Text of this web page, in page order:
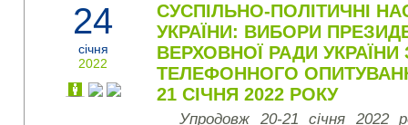
24
січня
2022
СУСПІЛЬНО-ПОЛІТИЧНІ
УКРАЇНИ: ВИБОРИ
ВЕРХОВНОЇ РАДИ
ТЕЛЕФОННОГО
21 СІЧНЯ 2022 РОКУ
Упродовж 20-21 січня 2022